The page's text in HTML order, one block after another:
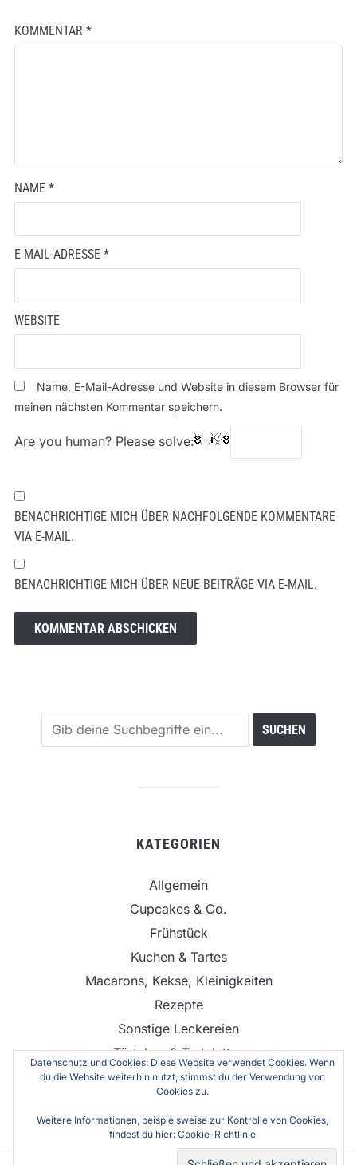
KOMMENTAR *
NAME *
E-MAIL-ADRESSE *
WEBSITE
Name, E-Mail-Adresse und Website in diesem Browser für
meinen nächsten Kommentar speichern.
Are you human? Please solve:
BENACHRICHTIGE MICH ÜBER NACHFOLGENDE KOMMENTARE
VIA E-MAIL.
BENACHRICHTIGE MICH ÜBER NEUE BEITRÄGE VIA E-MAIL.
KATEGORIEN
Allgemein
Cupcakes & Co.
Frühstück
Kuchen & Tartes
Macarons, Kekse, Kleinigkeiten
Rezepte
Sonstige Leckereien
Törtchen & Tartelettes
Torten
Datenschutz und Cookies: Diese Website verwendet Cookies. Wenn
du die Website weiterhin nutzt, stimmst du der Verwendung von
Cookies zu.
Weitere Informationen, beispielsweise zur Kontrolle von Cookies,
findest du hier: Cookie-Richtlinie